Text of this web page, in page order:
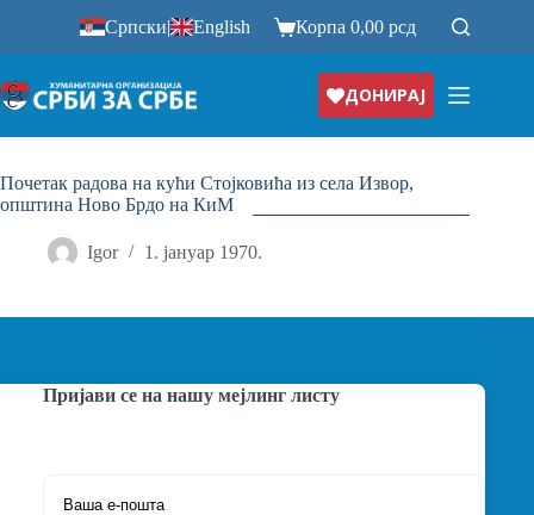
Српски| English Корпа0,00рсд
ДОНИРАЈ
Почетак радова на кући Стојковића из села Извор,
општина Ново Брдо на КиМ
Igor 1. јануар 1970.
Пријави се на нашу мејлинг листу